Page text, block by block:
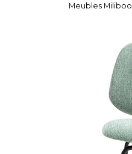
Meubles Miliboo